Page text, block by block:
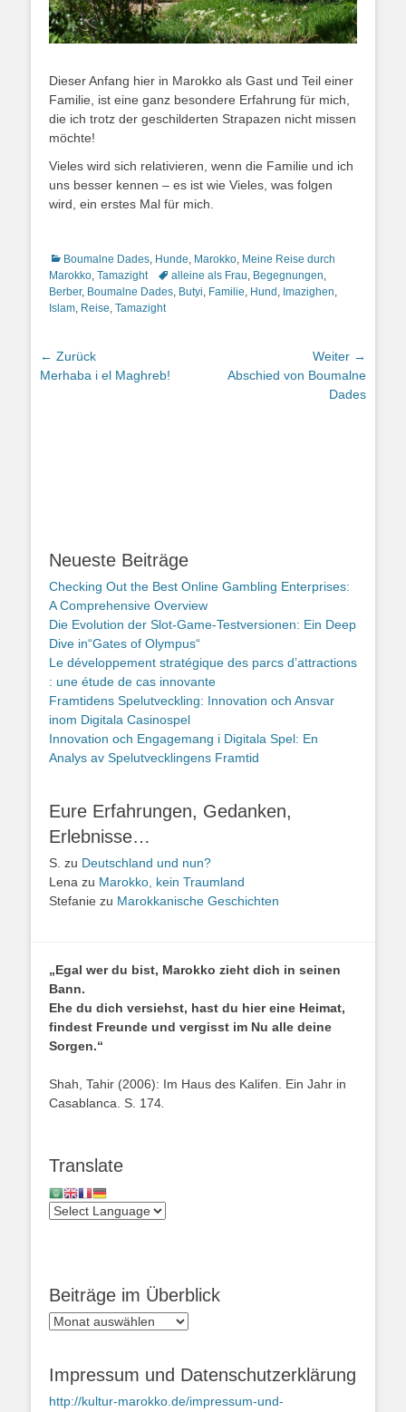
Dieser Anfang hier in Marokko als Gast und Teil einer
Familie, ist eine ganz besondere Erfahrung für mich,
die ich trotz der geschilderten Strapazen nicht missen
möchte!
Vieles wird sich relativieren, wenn die Familie und ich
uns besser kennen – es ist wie Vieles, was folgen
wird, ein erstes Mal für mich.
Kategorien
Boumalne Dades, Hunde, Marokko, Meine Reise durch
Marokko, Tamazight Schlagworte
alleine als Frau, Begegnungen,
Berber, Boumalne Dades, Butyi, Familie, Hund , Imazighen,
Islam, Reise, Tamazight
Beitragsnavigation
← Zurück
Vorheriger
Merhaba i el Maghreb!
Weiter →
Nächster
Abschied von Boumalne
Dades
Neueste Beiträge
Checking Out the Best Online Gambling Enterprises:
A Comprehensive Overview
Die Evolution der Slot-Game-Testversionen: Ein Deep
Dive in“Gates of Olympus“
Le développement stratégique des parcs d’attractions
: une étude de cas innovante
Framtidens Spelutveckling: Innovation och Ansvar
inom Digitala Casinospel
Innovation och Engagemang i Digitala Spel: En
Analys av Spelutvecklingens Framtid
Eure Erfahrungen, Gedanken,
Erlebnisse…
S. zu Deutschland und nun?
Lena zu Marokko, kein Traumland
Stefanie zu Marokkanische Geschichten
„Egal wer du bist, Marokko zieht dich in seinen
Bann.
Ehe du dich versiehst, hast du hier eine Heimat,
findest Freunde und vergisst im Nu alle deine
Sorgen.“
Shah, Tahir (2006): Im Haus des Kalifen. Ein Jahr in
Casablanca. S. 174.
Translate
Beiträge im Überblick
Beiträge
Impressum und Datenschutzerklärung
http://kultur-marokko.de/impressum-und-